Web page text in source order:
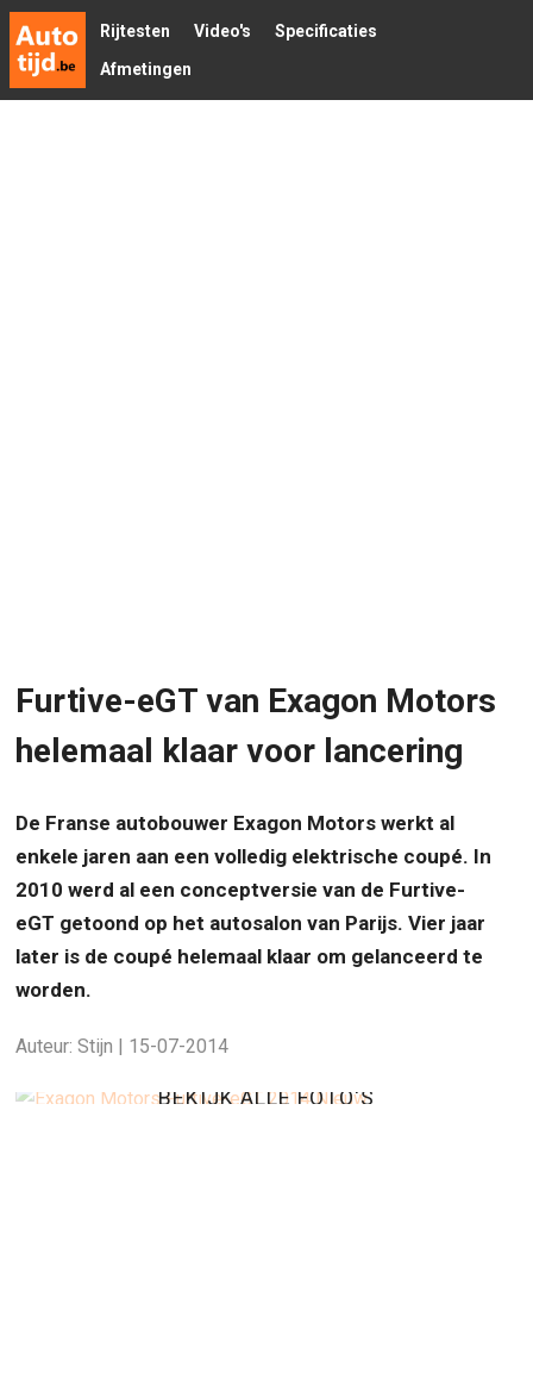
Rijtesten Video's
Specificaties
Afmetingen
Furtive-eGT van Exagon Motors
helemaal klaar voor lancering
De Franse autobouwer Exagon Motors werkt al
enkele jaren aan een volledig elektrische coupé. In
2010 werd al een conceptversie van de Furtive-
eGT getoond op het autosalon van Parijs. Vier jaar
later is de coupé helemaal klaar om gelanceerd te
worden.
Auteur: Stijn | 15-07-2014
BEKIJK ALLE FOTO'S